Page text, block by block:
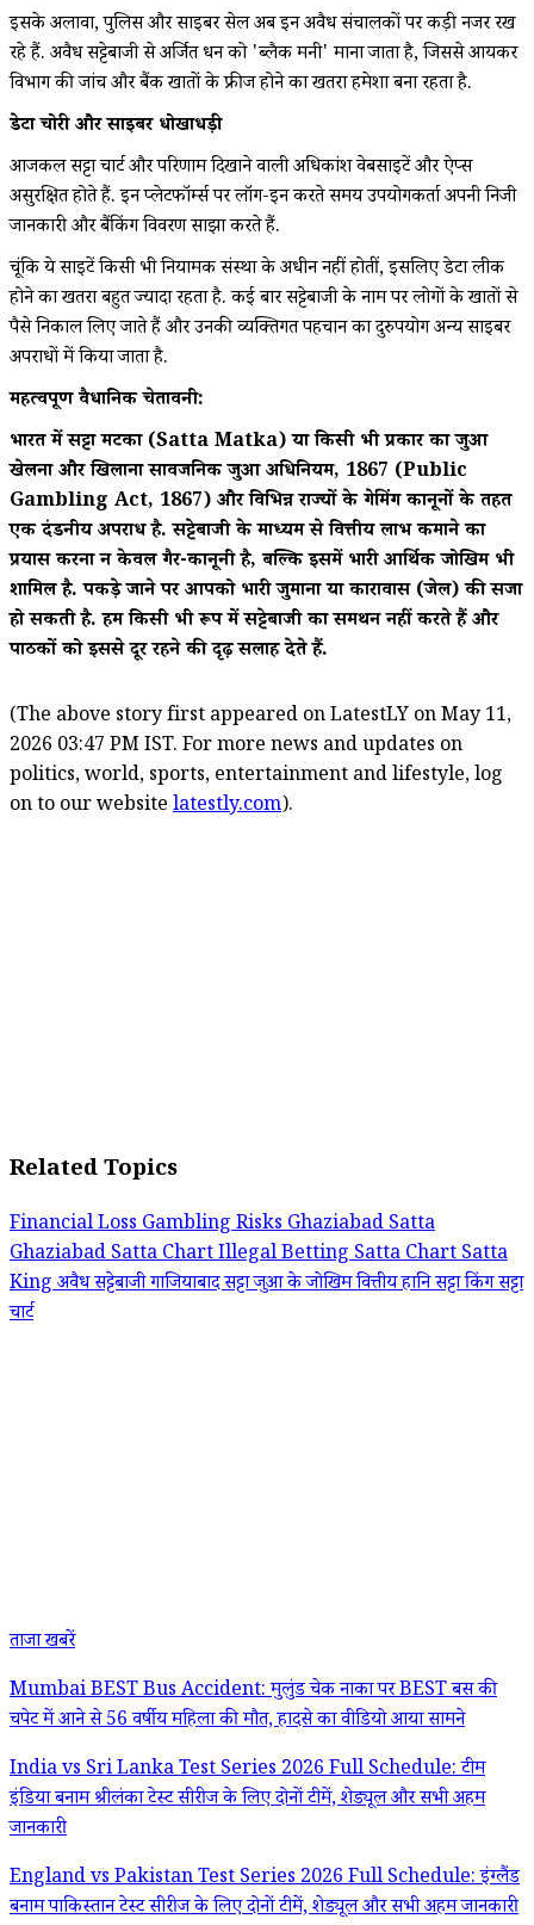
इसके अलावा, पुलिस और साइबर सेल अब इन अवैध संचालकों पर कड़ी नजर रख
रहे हैं. अवैध सट्टेबाजी से अर्जित धन को 'ब्लैक मनी' माना जाता है, जिससे आयकर
विभाग की जांच और बैंक खातों के फ्रीज होने का खतरा हमेशा बना रहता है.
डेटा चोरी और साइबर धोखाधड़ी
आजकल सट्टा चार्ट और परिणाम दिखाने वाली अधिकांश वेबसाइटें और ऐप्स
असुरक्षित होते हैं. इन प्लेटफॉर्म्स पर लॉग-इन करते समय उपयोगकर्ता अपनी निजी
जानकारी और बैंकिंग विवरण साझा करते हैं.
चूंकि ये साइटें किसी भी नियामक संस्था के अधीन नहीं होतीं, इसलिए डेटा लीक
होने का खतरा बहुत ज्यादा रहता है. कई बार सट्टेबाजी के नाम पर लोगों के खातों से
पैसे निकाल लिए जाते हैं और उनकी व्यक्तिगत पहचान का दुरुपयोग अन्य साइबर
अपराधों में किया जाता है.
महत्वपूर्ण वैधानिक चेतावनी:
भारत में सट्टा मटका (Satta Matka) या किसी भी प्रकार का जुआ
खेलना और खिलाना सार्वजनिक जुआ अधिनियम, 1867 (Public
Gambling Act, 1867) और विभिन्न राज्यों के गेमिंग कानूनों के तहत
एक दंडनीय अपराध है. सट्टेबाजी के माध्यम से वित्तीय लाभ कमाने का
प्रयास करना न केवल गैर-कानूनी है, बल्कि इसमें भारी आर्थिक जोखिम भी
शामिल है. पकड़े जाने पर आपको भारी जुर्माना या कारावास (जेल) की सजा
हो सकती है. हम किसी भी रूप में सट्टेबाजी का समर्थन नहीं करते हैं और
पाठकों को इससे दूर रहने की दृढ़ सलाह देते हैं.
(The above story first appeared on LatestLY on May 11,
2026 03:47 PM IST. For more news and updates on
politics, world, sports, entertainment and lifestyle, log
on to our website latestly.com).
Related Topics
Financial LossGambling RisksGhaziabad Satta
Ghaziabad Satta ChartIllegal BettingSatta ChartSatta
Kingअवैध सट्टेबाजीगाजियाबाद सट्टाजुआ के जोखिमवित्तीय हानिसट्टा किंगसट्टा
चार्ट
ताजा खबरें
Mumbai BEST Bus Accident: मुलुंड चेक नाका पर BEST बस की
चपेट में आने से 56 वर्षीय महिला की मौत, हादसे का वीडियो आया सामने
India vs Sri Lanka Test Series 2026 Full Schedule: टीम
इंडिया बनाम श्रीलंका टेस्ट सीरीज के लिए दोनों टीमें, शेड्यूल और सभी अहम
जानकारी
England vs Pakistan Test Series 2026 Full Schedule: इंग्लैंड
बनाम पाकिस्तान टेस्ट सीरीज के लिए दोनों टीमें, शेड्यूल और सभी अहम जानकारी